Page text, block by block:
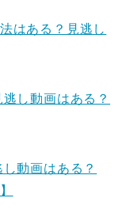
はある？見逃し
し動画はある？
動画はある？